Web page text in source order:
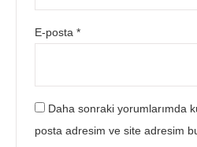
E-posta*
Daha sonraki yorumlarımda
posta adresim ve site adresim